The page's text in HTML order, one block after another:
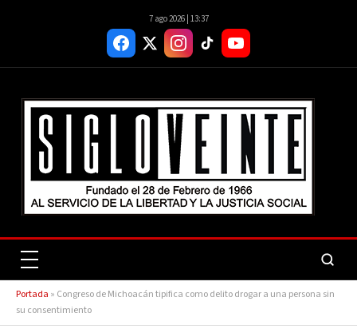
7 ago 2026 | 13:37
Portada » Congreso de Michoacán tipifica como delito drogar a una persona sin
su consentimiento